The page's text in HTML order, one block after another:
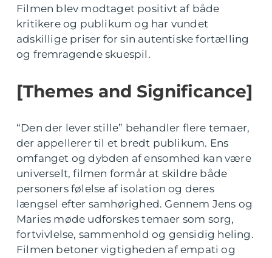
Filmen blev modtaget positivt af både
kritikere og publikum og har vundet
adskillige priser for sin autentiske fortælling
og fremragende skuespil.
[Themes and Significance]
“Den der lever stille” behandler flere temaer,
der appellerer til et bredt publikum. Ens
omfanget og dybden af ensomhed kan være
universelt, filmen formår at skildre både
personers følelse af isolation og deres
længsel efter samhørighed. Gennem Jens og
Maries møde udforskes temaer som sorg,
fortvivlelse, sammenhold og gensidig heling.
Filmen betoner vigtigheden af empati og